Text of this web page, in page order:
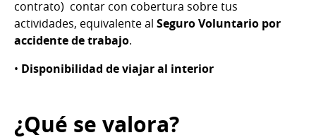
contrato) contar con cobertura sobre tus
actividades, equivalente al Seguro Voluntario por
accidente de trabajo.
• Disponibilidad de viajar al interior
¿Qué se valora?